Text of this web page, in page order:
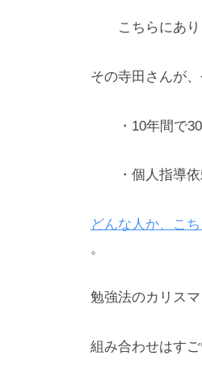
こちらにあり
その寺田さんが
・10年間で
・個人指導依
どんな人か、こ
。
勉強法のカリス
組み合わせはすご